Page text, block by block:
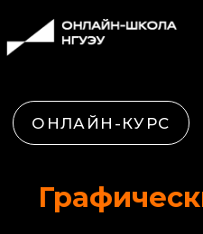
Научим работать в
графических
Графический